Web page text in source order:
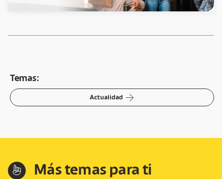
Temas:
Actualidad arrow-right
hand-index Más temas para ti